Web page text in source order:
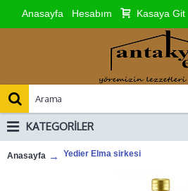
Anasayfa Hesabım Kasaya Git
KATEGORILER
Anasayfa Yedier Elma sirkesi